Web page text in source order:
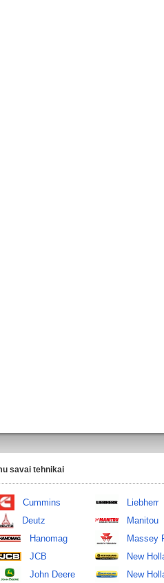
savai tehnikai
Cummins
Deutz
Hanomag
JCB
John Deere
Liebherr
Manitou
Massey
New
New